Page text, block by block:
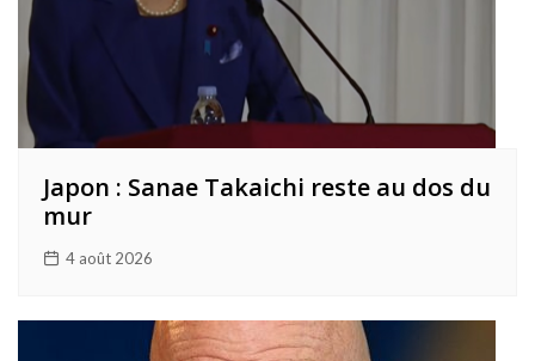
Japon : Sanae Takaichi reste au dos du
mur
4 août 2026